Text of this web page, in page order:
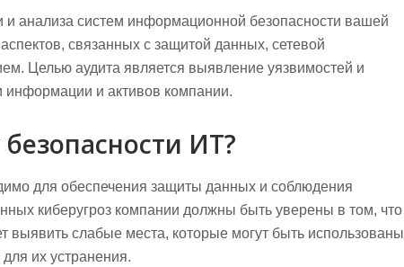
анализа систем информационной безопасности вашей
связанных с защитой данных, сетевой
Целью аудита является выявление уязвимостей и
информации и активов компании.
ИТ?
для обеспечения защиты данных и соблюдения
киберугроз компании должны быть уверены в том, что
выявить слабые места, которые могут быть использованы
их устранения.